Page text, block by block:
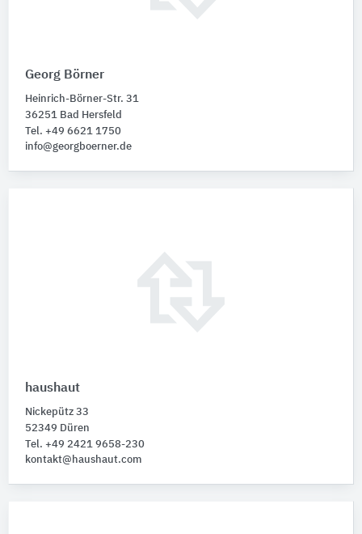
Georg Börner
Heinrich-Börner-Str. 31
36251 Bad Hersfeld
Tel. +49 6621 1750
info@georgboerner.de
haushaut
Nickepütz 33
52349 Düren
Tel. +49 2421 9658-230
kontakt@haushaut.com